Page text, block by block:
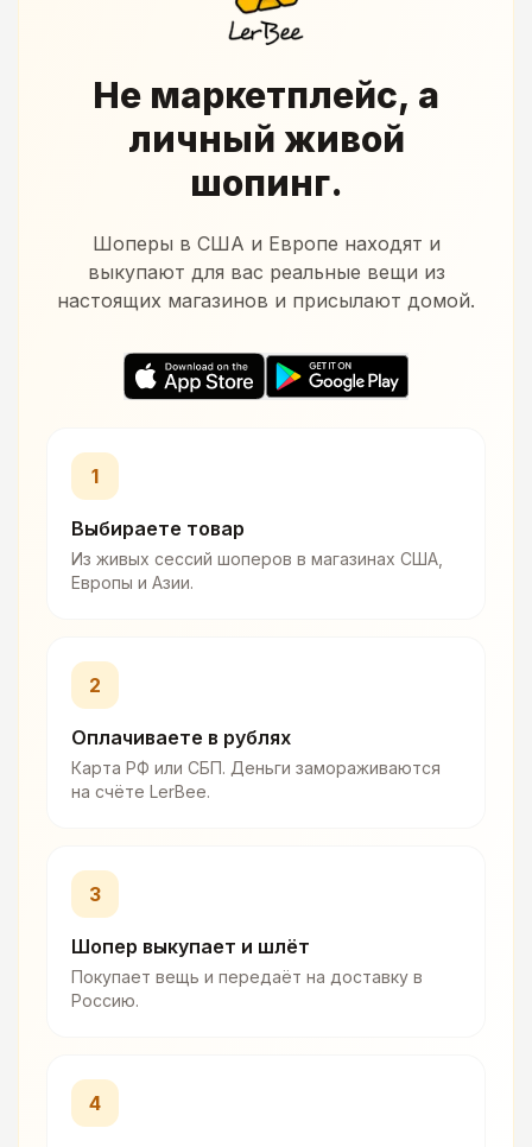
Не маркетплейс, а
личный живой
шопинг.
Шоперы в США и Европе находят и
выкупают для вас реальные вещи из
настоящих магазинов и присылают домой.
1
Выбираете товар
Из живых сессий шоперов в магазинах США,
Европы и Азии.
2
Оплачиваете в рублях
Карта РФ или СБП. Деньги замораживаются
на счёте LerBee.
3
Шопер выкупает и шлёт
Покупает вещь и передаёт на доставку в
Россию.
4